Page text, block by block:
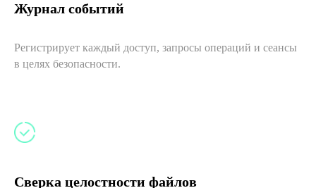
Журнал событий
Регистрирует каждый доступ, запросы операций и сеансы
в целях безопасности.
Сверка целостности файлов